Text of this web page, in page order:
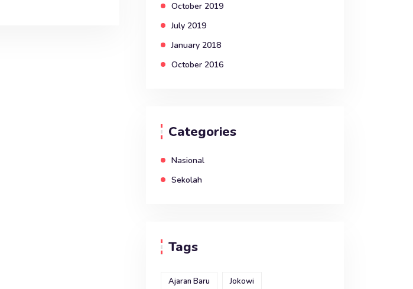
October 2019
July 2019
January 2018
October 2016
Categories
Nasional
Sekolah
Tags
Ajaran Baru Jokowi